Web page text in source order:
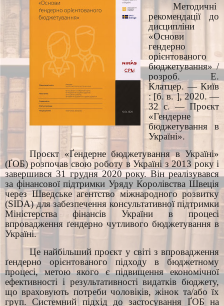
Методичні
рекомендації до
дисципліни
«Основи
гендерно
орієнтованого
бюджетування» /
розроб. Е.
Клатцер. — Київ
: [б. в. ], 2020. —
32 с. — Проєкт
«Гендерне
бюджетування в
Україні».
Проєкт «Ґендерне бюджетування в Україні»
(ҐОБ) розпочав свою роботу в Україні з 2013 року і
завершився 31 грудня 2020 року. Він реалізувався
за фінансової підтримки Уряду Королівства Швеція
через Шведське агентство міжнародного розвитку
(SIDA) для забезпечення консультативної підтримки
Міністерства фінансів України в процесі
впровадження ґендерно чутливого бюджетування в
Україні.
Це найбільший проєкт у світі з впровадження
ґендерно орієнтованого підходу в бюджетному
процесі, метою якого є підвищення економічної
ефективності і результативності видатків бюджету,
що враховують потреби чоловіків, жінок та/або їх
груп. Системний підхід до застосування ҐОБ на